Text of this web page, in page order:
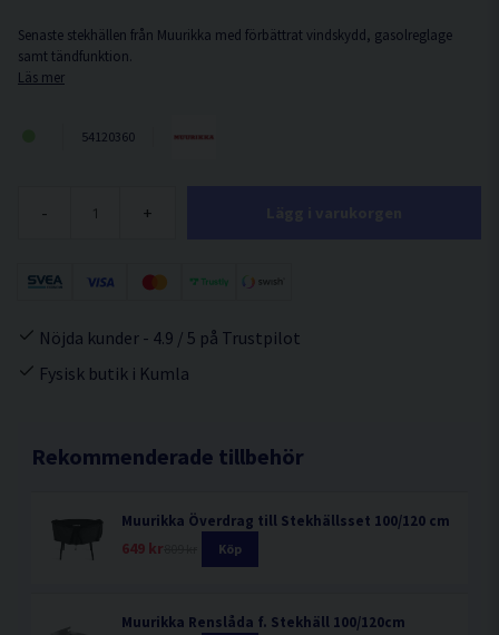
Senaste stekhällen från Muurikka med förbättrat vindskydd, gasolreglage
samt tändfunktion.
Läs mer
54120360
- +
Nöjda kunder - 4.9 / 5 på Trustpilot
Fysisk butik i Kumla
Rekommenderade tillbehör
Muurikka Överdrag till Stekhällsset 100/120 cm
649 kr Köp
Muurikka Renslåda f. Stekhäll 100/120cm